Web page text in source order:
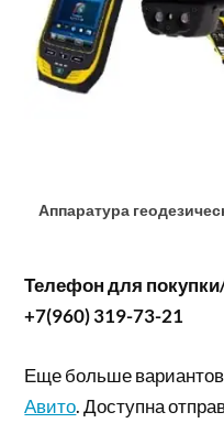
Аппаратура
Телефон для
+7(960) 319-73-21
Еще больше
Авито. Доступна